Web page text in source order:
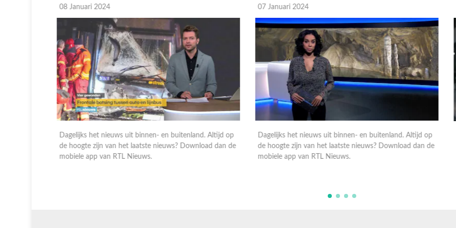
08 Januari 2024
Dagelijks het nieuws uit binnen- en buitenland. Altijd op
de hoogte zijn van het laatste nieuws? Download dan de
mobiele app van RTL Nieuws.
07 Januari 2024
Dagelijks het nieuws uit binnen- en buitenland. Altijd op
de hoogte zijn van het laatste nieuws? Download dan de
mobiele app van RTL Nieuws.